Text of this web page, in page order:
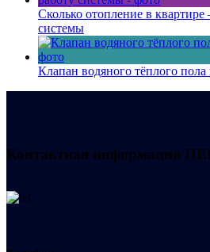
Сколько отопление в
системы
Клапан водяного тёплого пола
Контактная информация